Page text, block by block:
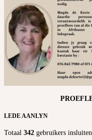
LEDE AANLYN
Totaal 342 gebruikers